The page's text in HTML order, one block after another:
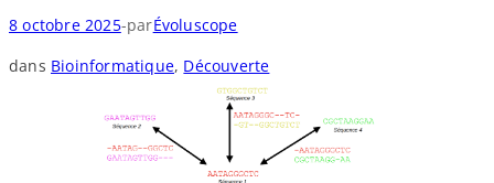
8 octobre 2025-parÉvoluscope
dans Bioinformatique, Découverte